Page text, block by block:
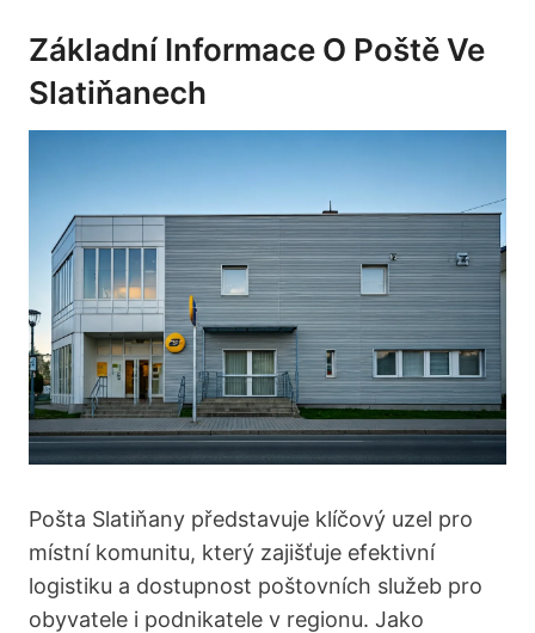
Základní Informace O Poště Ve
Slatiňanech
Pošta Slatiňany představuje klíčový uzel pro
místní komunitu, který zajišťuje efektivní
logistiku a dostupnost poštovních služeb pro
obyvatele i podnikatele v regionu. Jako